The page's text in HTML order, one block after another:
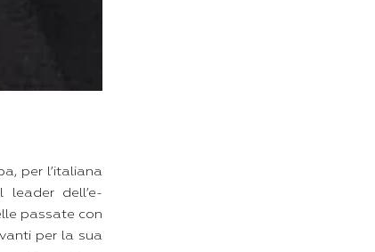
per l’italiana
leader dell’e-
passate con
per la sua